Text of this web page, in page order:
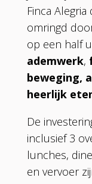
Finca
omringd
op een half
ademwerk,
beweging,
heerlijk
De
inclusief 3
lunches,
en vervoer